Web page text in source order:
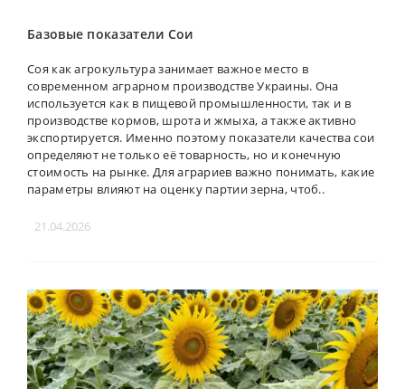
Базовые показатели Сои
Соя как агрокультура занимает важное место в
современном аграрном производстве Украины. Она
используется как в пищевой промышленности, так и в
производстве кормов, шрота и жмыха, а также активно
экспортируется. Именно поэтому показатели качества сои
определяют не только её товарность, но и конечную
стоимость на рынке. Для аграриев важно понимать, какие
параметры влияют на оценку партии зерна, чтоб..
21.04.2026